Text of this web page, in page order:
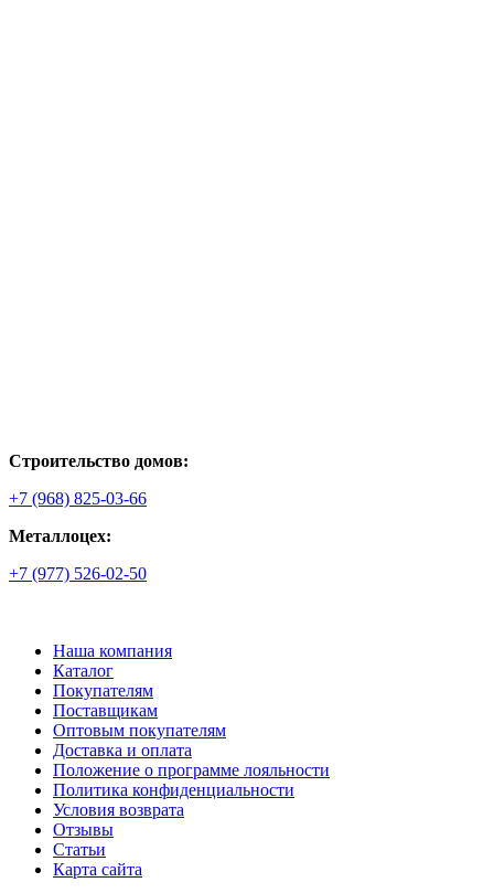
Строительство домов:
+7 (968) 825-03-66
Металлоцех:
+7 (977) 526-02-50
Наша компания
Каталог
Покупателям
Поставщикам
Оптовым покупателям
Доставка и оплата
Положение о программе лояльности
Политика конфиденциальности
Условия возврата
Отзывы
Статьи
Карта сайта